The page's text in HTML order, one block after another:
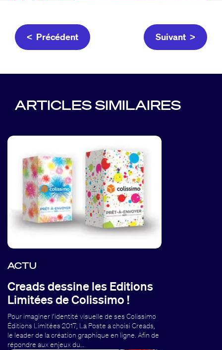
< Précédent Suivant >
ARTICLES SIMILAIRES
ACTU
Creads dessine les Editions
Limitées de Colissimo !
Pour imaginer l’identité visuelle de ses Colissimo
Éditions Limitées 2017, La Poste a choisi Creads,
le leader de la création graphique en ligne. Afin de
répondre aux enjeux du…